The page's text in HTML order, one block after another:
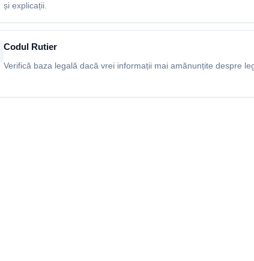
și explicații.
Codul Rutier
Verifică baza legală dacă vrei informații mai amănunțite despre